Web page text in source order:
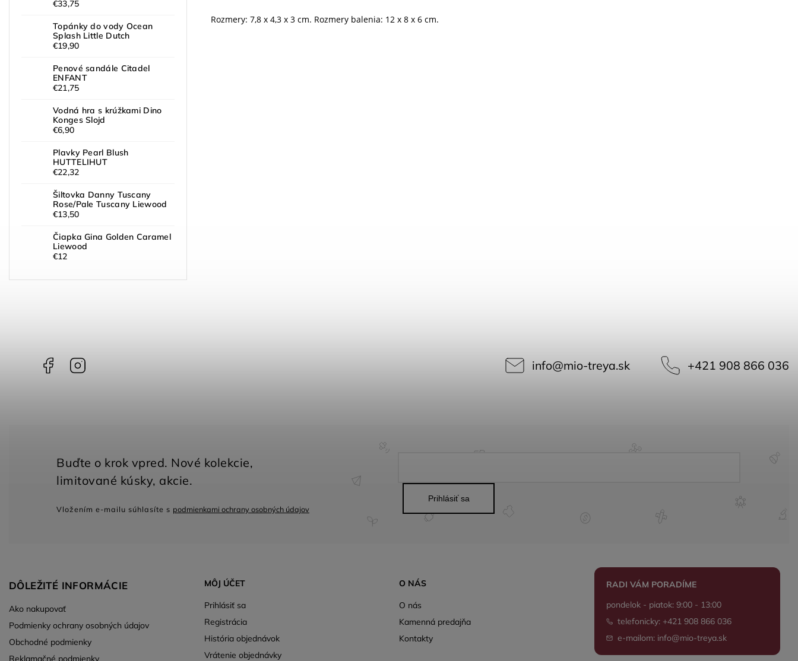
€33,75
Topánky do vody Ocean
Splash Little Dutch
€19,90
Penové sandále Citadel
ENFANT
€21,75
Vodná hra s krúžkami Dino
Konges Slojd
€6,90
Plavky Pearl Blush
HUTTELIHUT
€22,32
Šiltovka Danny Tuscany
Rose/Pale Tuscany Liewood
€13,50
Čiapka Gina Golden Caramel
Liewood
€12
Rozmery: 7,8 x 4,3 x 3 cm. Rozmery balenia: 12 x 8 x 6 cm.
Facebook info@mio-treya.sk +421 908 866 036
DÔLEŽITÉ INFORMÁCIE
Ako nakupovať
Podmienky ochrany osobných údajov
Obchodné podmienky
Reklamačné podmienky
MÔJ ÚČET
Prihlásiť sa
Registrácia
História objednávok
Vrátenie objednávky
Vložením e-mailu súhlasíte s podmienkami ochrany osobných údajov
Prihlásiť sa
O NÁS
O nás
Kamenná predajňa
Kontakty
RADI VÁM PORADÍME
pondelok - piatok: 9:00 - 13:00
telefonicky: +421 908 866 036
e-mailom: info@mio-treya.sk